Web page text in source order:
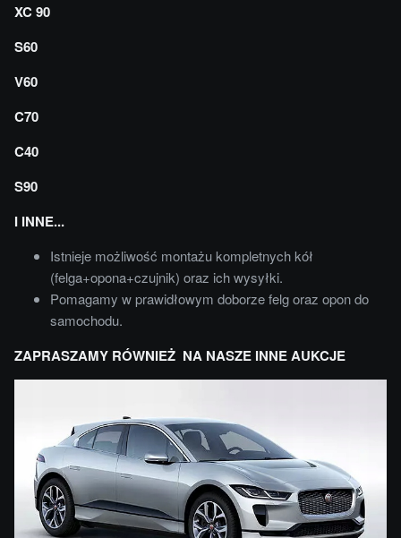
XC 90
S60
V60
C70
C40
S90
I INNE...
Istnieje możliwość montażu kompletnych kół
(felga+opona+czujnik) oraz ich wysyłki.
Pomagamy w prawidłowym doborze felg oraz opon do
samochodu.
ZAPRASZAMY RÓWNIEŻ NA NASZE INNE AUKCJE